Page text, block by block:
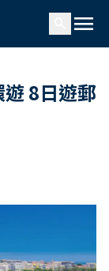
menu
8日遊郵